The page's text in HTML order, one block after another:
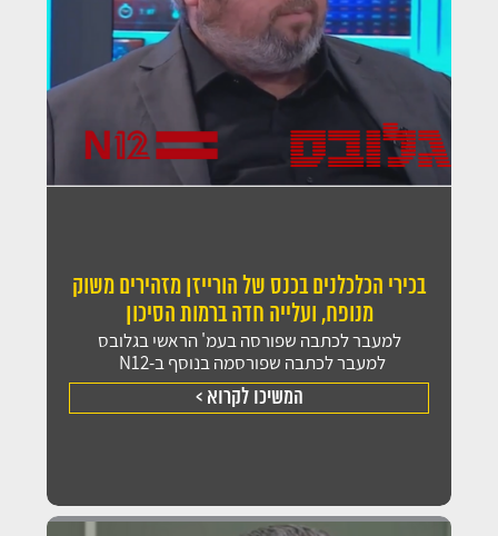
בכירי הכלכלנים בכנס של הורייזן מזהירים משוק
מנופח, ועלייה חדה ברמות הסיכון
למעבר לכתבה שפורסה בעמ' הראשי בגלובס
למעבר לכתבה שפורסמה בנוסף ב-N12
המשיכו לקרוא >